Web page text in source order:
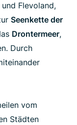
Flevoland,
Seenkette der
Drontermeer,
Durch
vom
Städten